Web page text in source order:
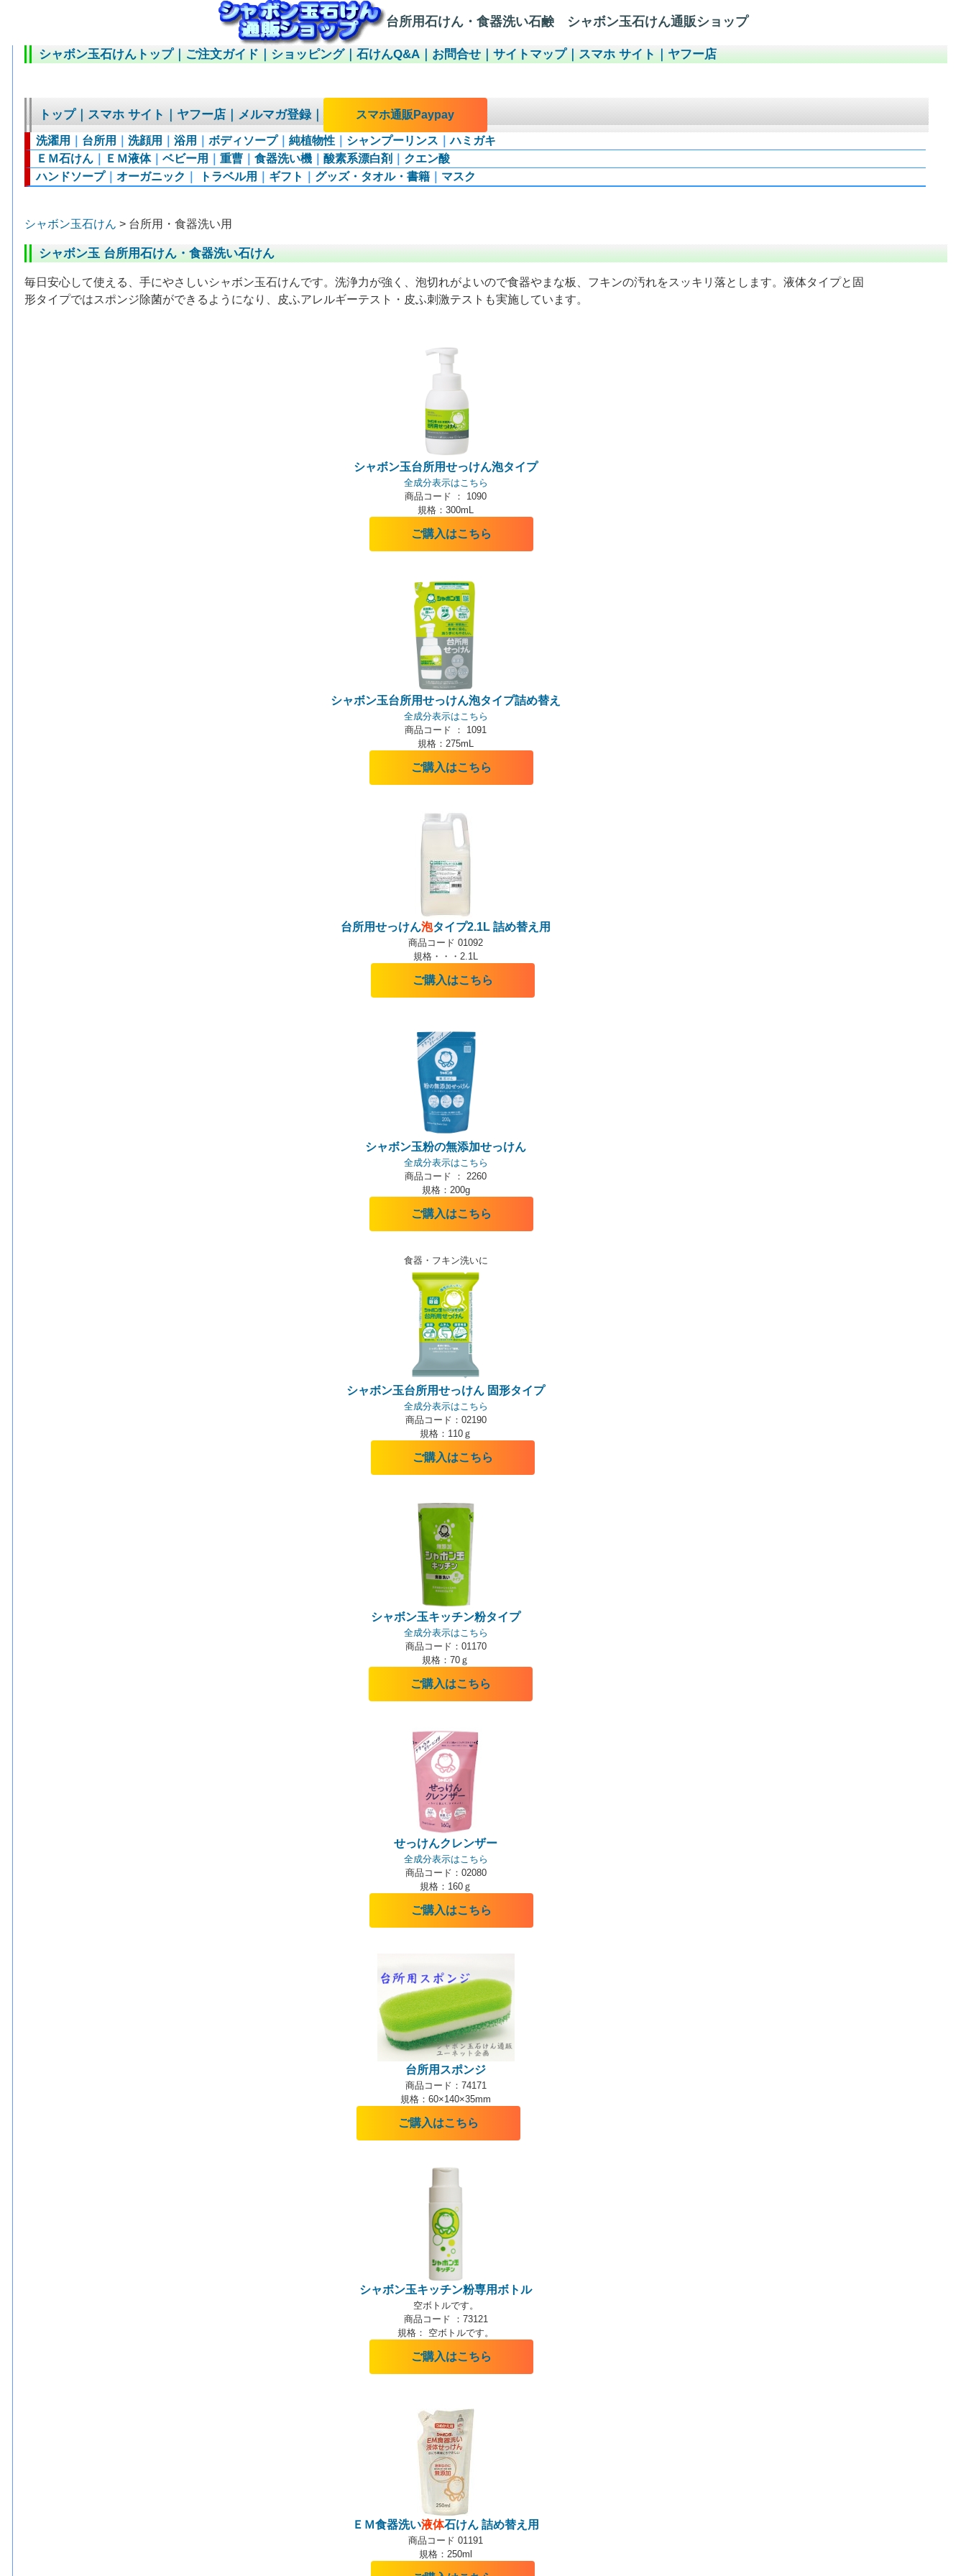
台所用石けん・食器洗い石鹸 シャボン玉石けん通販ショップ
シャボン玉石けんトップ｜ご注文ガイド｜ショッピング｜石けんQ&A｜お問合せ｜サイトマップ｜スマホ サイト｜ヤフー店
トップ｜スマホ サイト｜ヤフー店｜メルマガ登録｜ スマホ通販Paypay
洗濯用 台所用 洗顔用 浴用 ボディソープ｜ 純植物性｜ シャンプーリンス ｜ハミガキ
ＥＭ石けん｜ ＥＭ液体｜ ベビー用 重曹｜ 食器洗い機｜ 酸素系漂白剤
クエン酸
ハンドソープ｜ オーガニック トラベル用 ギフト グッズ・タオル・書籍｜ マスク
シャボン玉石けん > 台所用・食器洗い用
シャボン玉 台所用石けん・食器洗い石けん
毎日安心して使える、手にやさしいシャボン玉石けんです。洗浄力が強く、泡切れがよいので食器やまな板、フキンの汚れをスッキリ落とします。液体タイプと固
形タイプではスポンジ除菌ができるようになり、皮ふアレルギーテスト・皮ふ刺激テストも実施しています。
シャボン玉台所用せっけん泡タイプ
全成分表示はこちら
商品コード ： 1090
規格：300mL
ご購入はこちら
シャボン玉台所用せっけん泡タイプ詰め替え
全成分表示はこちら
商品コード ： 1091
規格：275mL
ご購入はこちら
台所用せっけん泡タイプ2.1L 詰め替え用
商品コード 01092
規格・・・2.1L
ご購入はこちら
シャボン玉粉の無添加せっけん
全成分表示はこちら
商品コード ： 2260
規格：200g
ご購入はこちら
食器・フキン洗いに
シャボン玉台所用せっけん 固形タイプ
全成分表示はこちら
商品コード：02190
規格：110ｇ
ご購入はこちら
シャボン玉キッチン粉タイプ
全成分表示はこちら
商品コード：01170
規格：70ｇ
ご購入はこちら
せっけんクレンザー
全成分表示はこちら
商品コード：02080
規格：160ｇ
ご購入はこちら
台所用スポンジ
商品コード：74171
規格：60×140×35mm
ご購入はこちら
シャボン玉キッチン粉専用ボトル
空ボトルです。
商品コード ：73121
規格： 空ボトルです。
ご購入はこちら
ＥＭ食器洗い液体石けん 詰め替え用
商品コード 01191
規格：250ml